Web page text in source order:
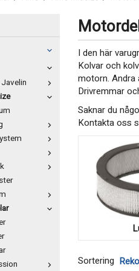
I den här
Kolvar och
motorn. Andra
Drivremmar
Saknar du
Kontakta oss
Sortering